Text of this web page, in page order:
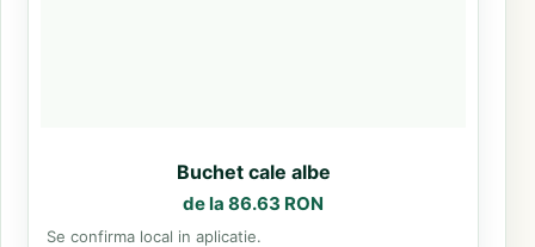
Buchet cale albe
de la 86.63 RON
Se confirma local in aplicatie.